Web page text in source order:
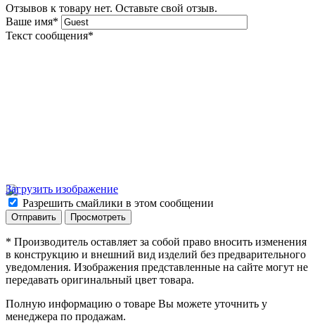
Отзывов к товару нет. Оставьте свой отзыв.
Ваше имя*
Текст сообщения*
Загрузить изображение
Разрешить смайлики в этом сообщении
* Производитель оставляет за собой право вносить изменения
в конструкцию и внешний вид изделий без предварительного
уведомления. Изображения представленные на сайте могут не
передавать оригинальный цвет товара.
Полную информацию о товаре Вы можете уточнить у
менеджера по продажам.